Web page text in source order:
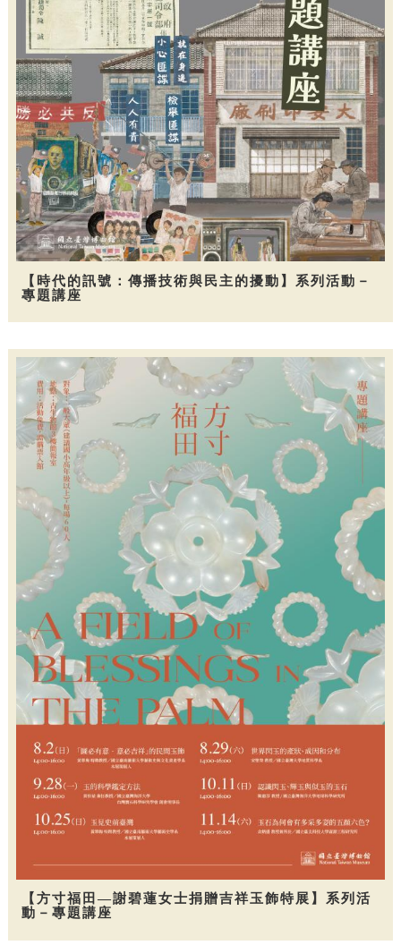
【時代的訊號：傳播技術與民主的擾動】系列活動－
專題講座
【方寸福田—謝碧蓮女士捐贈吉祥玉飾特展】系列活
動－專題講座